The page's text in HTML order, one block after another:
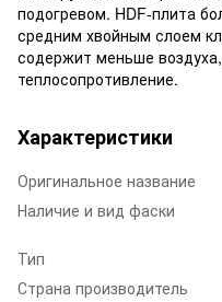
подогревом. HDF-плита
средним хвойным слоем
содержит меньше
теплосопротивление.
Характеристики
Оригинальное название
Наличие и вид фаски
Тип
Страна производитель